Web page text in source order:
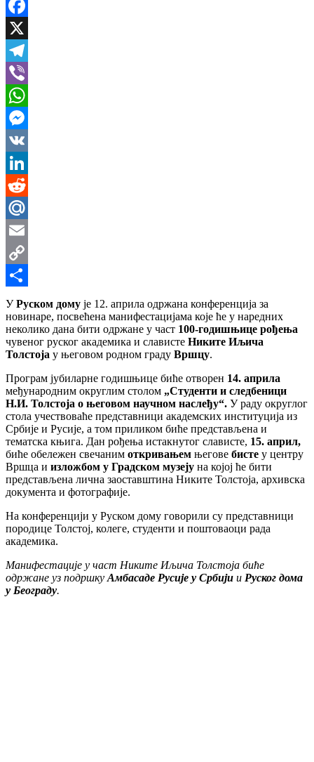
Facebook
X
Telegram
Viber
WhatsApp
Messenger
VK
LinkedIn
Reddit
Mail.Ru
Email
Copy
Link
Share
УРуском дому је 12. априла одржана конференција за
новинаре, посвећена манифестацијама које ће у наредних
неколико дана бити одржане у част 100-годишњице рођења
чувеног руског академика и слависте Никите Иљича
Толстоја у његовом родном граду Вршцу.
Програм јубиларне годишњице биће отворен 14. априла
међународним округлим столом „Студенти и следбеници
Н.И. Толстоја о његовом научном наслеђу“. У раду округлог
стола учествоваће представници академских институција из
Србије и Русије, а том приликом биће представљена и
тематска књига. Дан рођења истакнутог слависте, 15. април,
биће обележен свечаним откривањем његове бисте у центру
Вршца и изложбом у Градском музеју на којој ће бити
представљена лична заоставштина Никите Толстоја, архивска
документа и фотографије.
На конференцији у Руском дому говорили су представници
породице Толстој, колеге, студенти и поштоваоци рада
академика.
Манифестације у част Никите Иљича Толстоја биће
одржане уз подршку Амбасаде Русије у Србији и Руског дома
у Београду.